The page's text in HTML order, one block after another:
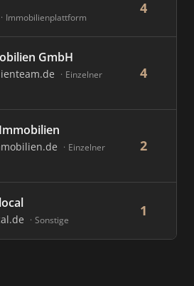
Immobilienplattform
4
GmbH
Einzelner
4
Einzelner
2
Sonstige
1